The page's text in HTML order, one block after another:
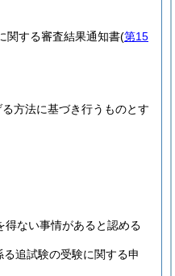
関する審査結果通知書(第15
る方法に基づき行うものとす
得ない事情があると認める
追試験の受験に関する申